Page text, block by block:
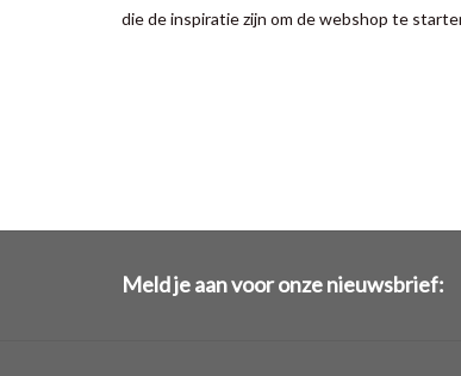
die de inspiratie zijn om de webshop te
Meld je aan voor onze nieuwsbrief: